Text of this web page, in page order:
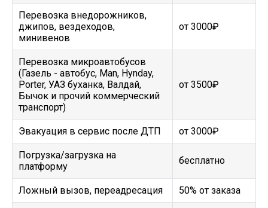
Перевозка внедорожников,
джипов, вездеходов,
минивенов
от 3000₽
Перевозка микроавтобусов
(Газель - автобус, Man, Hynday,
Porter, УАЗ буханка, Валдай,
Бычок и прочий коммерческий
транспорт)
от 3500₽
Эвакуация в сервис после ДТП от 3000₽
Погрузка/загрузка на
платформу
бесплатно
Ложный вызов, переадресация 50% от заказа